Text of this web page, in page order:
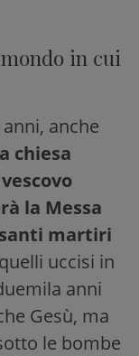
in cui
anche
chiesa
vescovo
la Messa
martiri
uccisi in
anni
Gesù, ma
le bombe